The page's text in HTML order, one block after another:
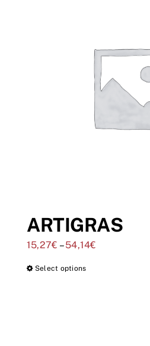
ARTIGRAS
15,27€ –54,14€
Select options